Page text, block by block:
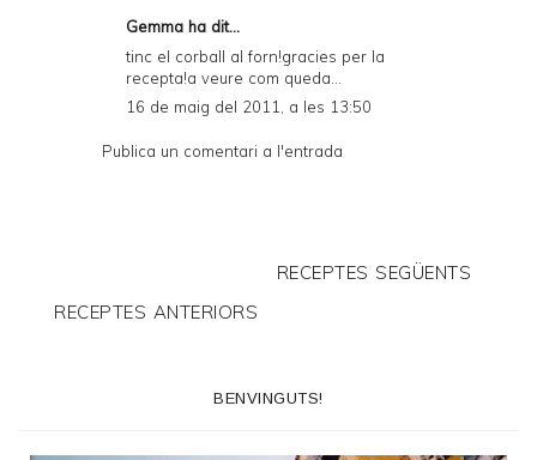
Gemma ha dit...
tinc el corball al forn!gracies per la
recepta!a veure com queda...
16 de maig del 2011, a les 13:50
Publica un comentari a l'entrada
RECEPTES SEGÜENTS
RECEPTES ANTERIORS
BENVINGUTS!